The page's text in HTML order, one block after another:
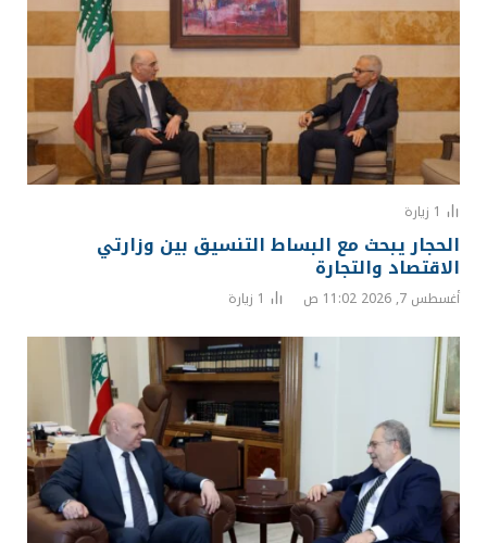
1 زيارة
الحجار يبحث مع البساط التنسيق بين وزارتي
الاقتصاد والتجارة
أغسطس 7, 2026 11:02 ص 1 زيارة